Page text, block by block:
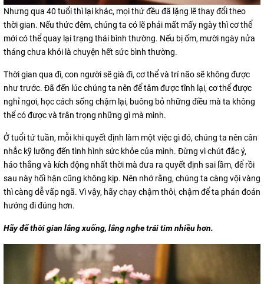
Nhưng qua 40 tuổi thì lại khác, mọi thứ đều đã lặng lẽ thay đổi theo
thời gian. Nếu thức đêm, chúng ta có lẽ phải mất mấy ngày thì cơ thể
mới có thể quay lại trạng thái bình thường. Nếu bị ốm, mười ngày nửa
tháng chưa khỏi là chuyện hết sức bình thường.
Thời gian qua đi, con người sẽ già đi, cơ thể và trí não sẽ không được
như trước. Đã đến lúc chúng ta nên để tâm được tĩnh lại, cơ thể được
nghỉ ngơi, học cách sống chậm lại, buông bỏ những điều mà ta không
thể có được và trân trọng những gì mà mình.
Ở tuổi tứ tuần, mỗi khi quyết định làm một việc gì đó, chúng ta nên cân
nhắc kỹ lưỡng đến tình hình sức khỏe của mình. Đừng vì chút đắc ý,
háo thắng và kích động nhất thời mà đưa ra quyết định sai lầm, để rồi
sau này hối hận cũng không kịp. Nên nhớ rằng, chúng ta càng vội vàng
thì càng dễ vấp ngã. Vì vậy, hãy chạy chậm thôi, chậm để ta phán đoán
hướng đi đúng hơn.
Hãy để thời gian lắng xuống, lắng nghe trái tim nhiều hơn.